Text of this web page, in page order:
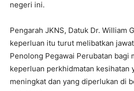
negeri ini.
Pengarah JKNS, Datuk Dr. William
keperluan itu turut melibatkan
Penolong Pegawai Perubatan bagi
keperluan perkhidmatan kesihatan
meningkat dan yang diperlukan di